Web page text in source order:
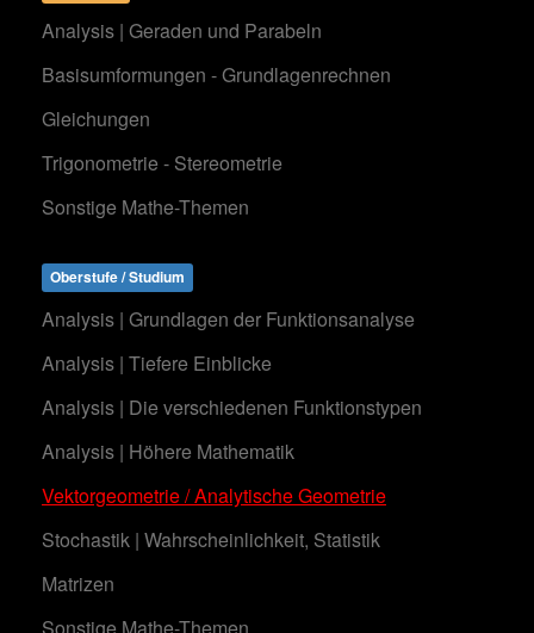
Analysis | Geraden und Parabeln
Basisumformungen - Grundlagenrechnen
Gleichungen
Trigonometrie - Stereometrie
Sonstige Mathe-Themen
Oberstufe / Studium
Analysis | Grundlagen der Funktionsanalyse
Analysis | Tiefere Einblicke
Analysis | Die verschiedenen Funktionstypen
Analysis | Höhere Mathematik
Vektorgeometrie / Analytische Geometrie
Stochastik | Wahrscheinlichkeit, Statistik
Matrizen